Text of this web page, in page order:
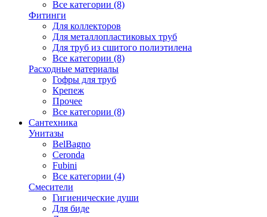
Все категории (8)
Фитинги
Для коллекторов
Для металлопластиковых труб
Для труб из сшитого полиэтилена
Все категории (8)
Расходные материалы
Гофры для труб
Крепеж
Прочее
Все категории (8)
Сантехника
Унитазы
BelBagno
Ceronda
Fubini
Все категории (4)
Смесители
Гигиенические души
Для биде